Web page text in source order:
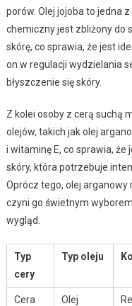
porów. Olej jojoba to jedna
chemiczny jest zbliżony do
skórę, co sprawia, że jest
on w regulacji wydzielania
błyszczenie się skóry.
Z kolei osoby z cerą suchą
olejów, takich jak olej
i witaminę E, co sprawia,
skóry, która potrzebuje
Oprócz tego, olej
czyni go świetnym
wygląd.
Typ
cery
Typ oleju
Cera
Olej